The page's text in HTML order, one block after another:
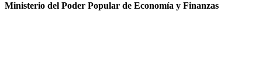
Ministerio del Poder Popular de Economía y Finanzas